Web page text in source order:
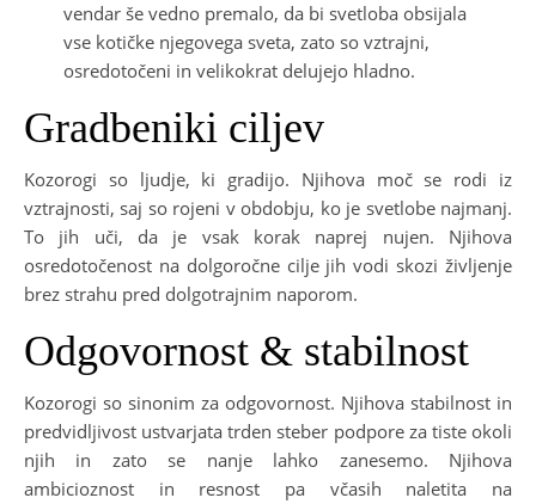
vendar še vedno premalo, da bi svetloba obsijala
vse kotičke njegovega sveta, zato so vztrajni,
osredotočeni in velikokrat delujejo hladno.
Gradbeniki ciljev
Kozorogi so ljudje, ki gradijo. Njihova moč se rodi iz
vztrajnosti, saj so rojeni v obdobju, ko je svetlobe najmanj.
To jih uči, da je vsak korak naprej nujen. Njihova
osredotočenost na dolgoročne cilje jih vodi skozi življenje
brez strahu pred dolgotrajnim naporom.
Odgovornost & stabilnost
Kozorogi so sinonim za odgovornost. Njihova stabilnost in
predvidljivost ustvarjata trden steber podpore za tiste okoli
njih in zato se nanje lahko zanesemo. Njihova
ambicioznost in resnost pa včasih naletita na